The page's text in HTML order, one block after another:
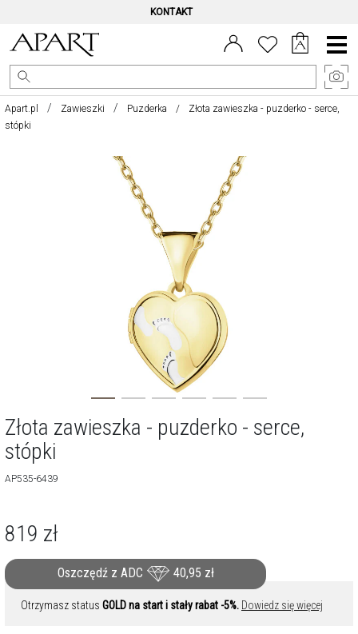
KONTAKT
Menu
główne
Apart.pl Zawieszki Puzderka
Złota zawieszka - puzderko - serce,
stópki
Złota zawieszka - puzderko - serce,
stópki
AP535-6439
819 zł
Oszczędź z ADC 40,95 zł
Otrzymasz status GOLD na start i stały rabat -5%. Dowiedz się więcej